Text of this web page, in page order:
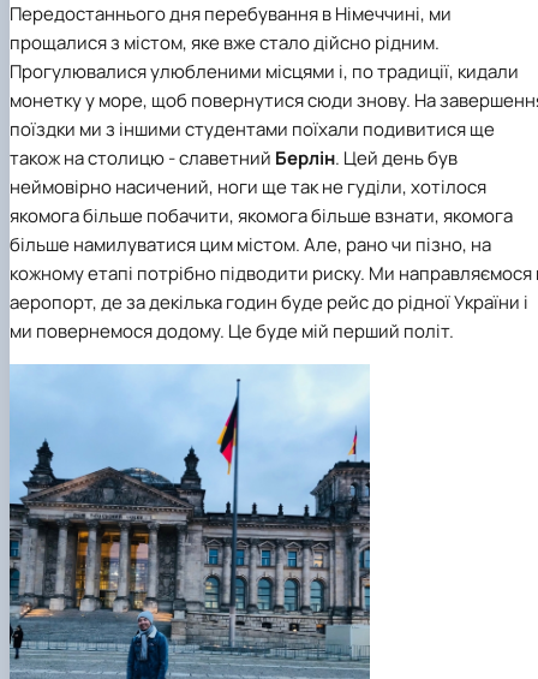
Передостаннього дня перебування в Німеччині, ми
прощалися з містом, яке вже стало дійсно рідним.
Прогулювалися улюбленими місцями і, по традиції, кидали
монетку у море, щоб повернутися сюди знову. На
поїздки ми з іншими студентами поїхали подивитися ще
також на столицю - славетний Берлін. Цей день був
неймовірно насичений, ноги ще так не гуділи, хотілося
якомога більше побачити, якомога більше взнати, якомога
більше намилуватися цим містом. Але, рано чи пізно, на
кожному етапі потрібно підводити риску. Ми направляємося
аеропорт, де за декілька годин буде рейс до рідної України і
ми повернемося додому. Це буде мій перший політ.